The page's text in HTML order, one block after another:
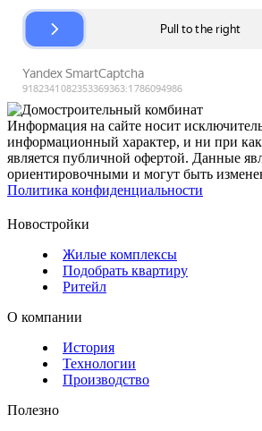
Информация на сайте носит
информационный характер, и ни при
является публичной офертой. Данные
ориентировочными и могут быть
Политика конфиденциальности
Новостройки
Жилые комплексы
Подобрать квартиру
Ритейл
О компании
История
Технологии
Производство
Полезно